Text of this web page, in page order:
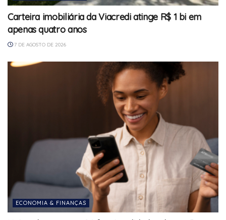
Carteira imobiliária da Viacredi atinge R$ 1 bi em
apenas quatro anos
7 DE AGOSTO DE 2026
ECONOMIA & FINANÇAS